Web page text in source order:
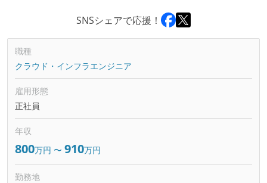
SNSシェアで応援！
職種
クラウド・インフラエンジニア
雇用形態
正社員
年収
800万円 〜 910万円
勤務地